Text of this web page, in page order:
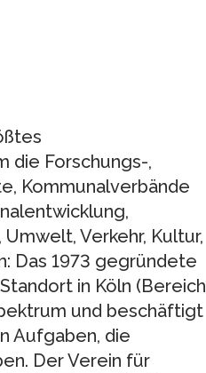
die Forschungs-,
Kommunalverbände
Verkehr, Kultur,
Das 1973 gegründete
in Köln (Bereich
und beschäftigt
Aufgaben, die
Der Verein für